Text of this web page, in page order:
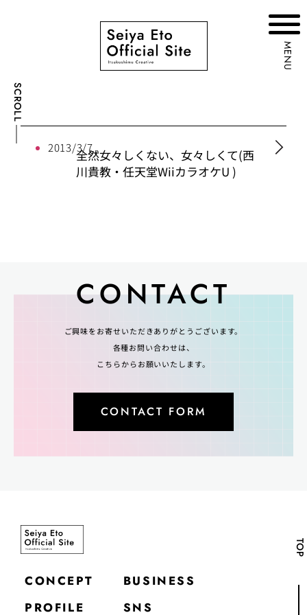
SCROLL
MENU
2013/3/7全然女々しくない、女々しくて(西
川貴教・任天堂WiiカラオケU )
CONTACT
ご興味をお寄せいただきありがとうございます。
各種お問い合わせは、
こちらからお願いいたします。
CONTACT FORM
CONCEPT
PROFILE
BUSINESS
SNS
TOP